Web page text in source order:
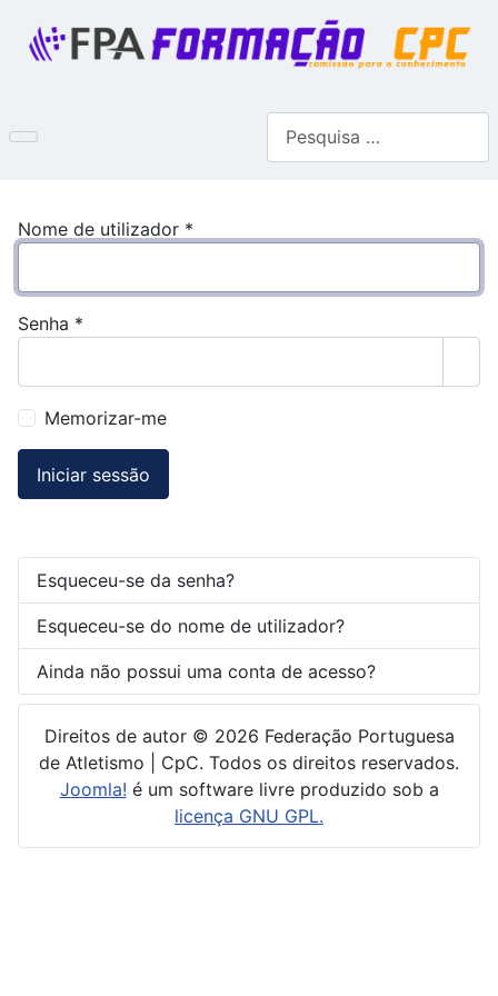
Nome de utilizador *
Senha *
Memorizar-me
Iniciar sessão
Esqueceu-se da senha?
Esqueceu-se do nome de utilizador?
Ainda não possui uma conta de acesso?
Direitos de autor © 2026 Federação Portuguesa
de Atletismo | CpC. Todos os direitos reservados.
Joomla! é um software livre produzido sob a
licença GNU GPL.